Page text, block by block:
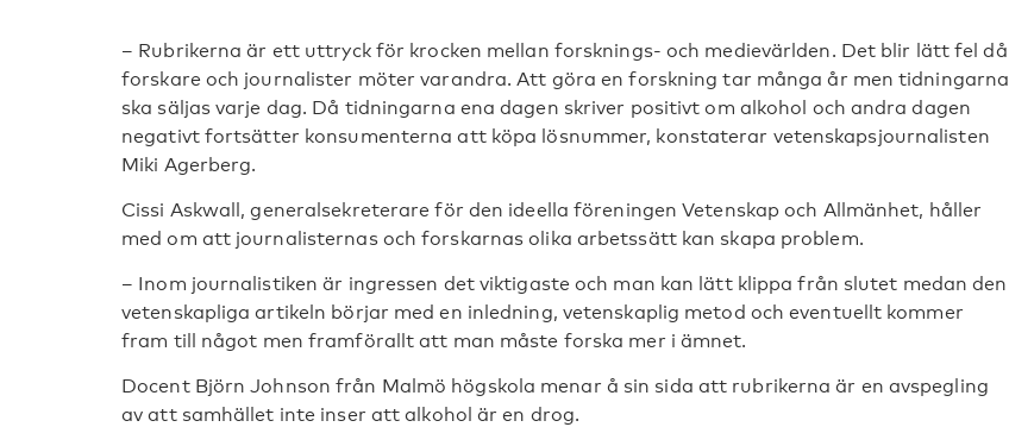
– Rubrikerna är ett uttryck för krocken mellan forsknings- och medievärlden. Det blir lätt fel då
forskare och journalister möter varandra. Att göra en forskning tar många år men tidningarna
ska säljas varje dag. Då tidningarna ena dagen skriver positivt om alkohol och andra dagen
negativt fortsätter konsumenterna att köpa lösnummer, konstaterar vetenskapsjournalisten
Miki Agerberg.
Cissi Askwall, generalsekreterare för den ideella föreningen Vetenskap och Allmänhet, håller
med om att journalisternas och forskarnas olika arbetssätt kan skapa problem.
– Inom journalistiken är ingressen det viktigaste och man kan lätt klippa från slutet medan den
vetenskapliga artikeln börjar med en inledning, vetenskaplig metod och eventuellt kommer
fram till något men framförallt att man måste forska mer i ämnet.
Docent Björn Johnson från Malmö högskola menar å sin sida att rubrikerna är en avspegling
av att samhället inte inser att alkohol är en drog.